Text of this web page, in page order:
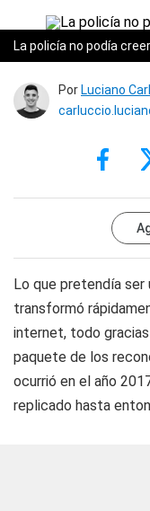
La policía no podía
Por Luciano
Lo que pretendía
transformó
internet, todo
paquete de los
ocurrió en el año
replicado hasta